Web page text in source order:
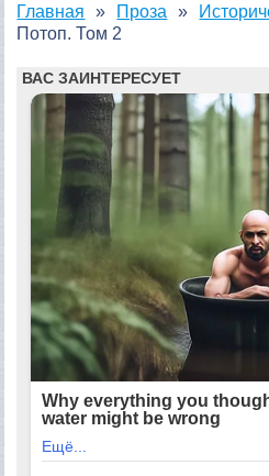
Главная Проза
Потоп. Том 2